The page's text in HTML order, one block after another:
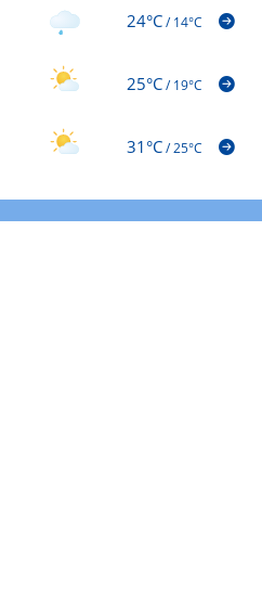
24°C/14°C
25°C/19°C
31°C/25°C